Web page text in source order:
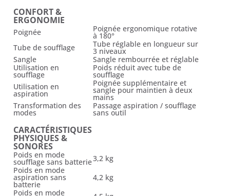
CONFORT &
ERGONOMIE
Poignée Poignée ergonomique rotative
à 180°
Tube de soufflage
Tube réglable en longueur sur
3 niveaux
Sangle
Sangle rembourrée et réglable
Utilisation en
soufflage
Poids réduit avec tube de
soufflage
Utilisation en
aspiration
Poignée supplémentaire et
sangle pour maintien à deux
mains
Transformation des
modes
Passage aspiration / soufflage
sans outil
CARACTÉRISTIQUES
PHYSIQUES &
SONORES
Poids en mode
soufflage sans batterie3,2 kg
Poids en mode
aspiration sans
batterie
4,2 kg
Poids en mode